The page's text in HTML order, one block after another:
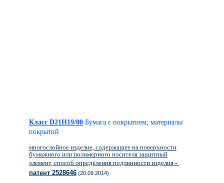
Класс D21H19/00 Бумага с покрытием; материалы
покрытий
многослойное изделие, содержащее на поверхности
бумажного или полимерного носителя защитный
элемент, способ определения подлинности изделия -
патент 2528646 (20.09.2014)